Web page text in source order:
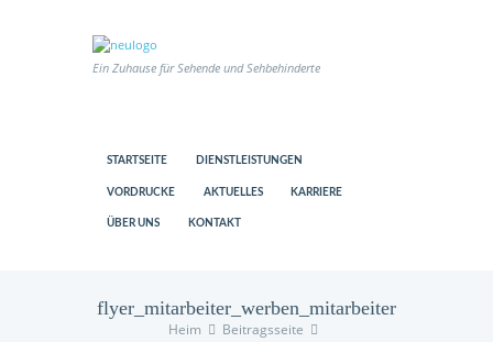
Ein Zuhause für Sehende und Sehbehinderte
STARTSEITE DIENSTLEISTUNGEN
VORDRUCKE AKTUELLES KARRIERE
ÜBER UNS KONTAKT
flyer_mitarbeiter_werben_mitarbeiter
Heim
Beitragsseite